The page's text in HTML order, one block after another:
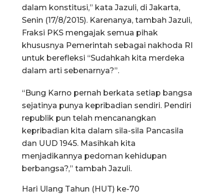
dalam konstitusi,” kata Jazuli, di Jakarta,
Senin (17/8/2015). Karenanya, tambah Jazuli,
Fraksi PKS mengajak semua pihak
khususnya Pemerintah sebagai nakhoda RI
untuk berefleksi “Sudahkah kita merdeka
dalam arti sebenarnya?”.
“Bung Karno pernah berkata setiap bangsa
sejatinya punya kepribadian sendiri. Pendiri
republik pun telah mencanangkan
kepribadian kita dalam sila-sila Pancasila
dan UUD 1945. Masihkah kita
menjadikannya pedoman kehidupan
berbangsa?,” tambah Jazuli.
Hari Ulang Tahun (HUT) ke-70